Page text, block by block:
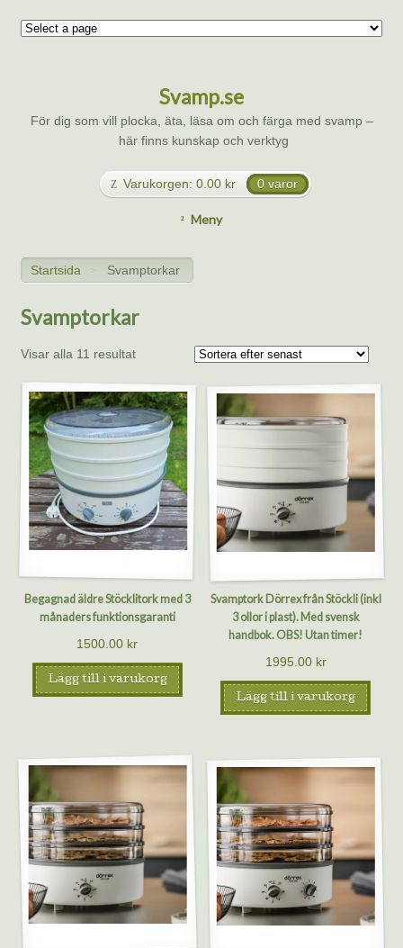
Svamp.se
För dig som vill plocka, äta, läsa om och färga med svamp –
här finns kunskap och verktyg
Varukorgen: 0.00 kr 0 varor
Meny
Startsida > Svamptorkar
Svamptorkar
Visar alla 11 resultat
Begagnad äldre Stöcklitork med 3
månaders funktionsgaranti
1500.00 kr
Lägg till i varukorg
Svamptork Dörrex från Stöckli (inkl
3 ollor i plast). Med svensk
handbok. OBS! Utan timer!
1995.00 kr
Lägg till i varukorg